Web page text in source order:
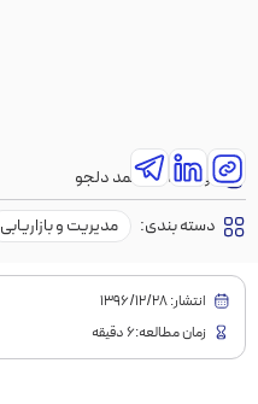
نویسنده:محمد دلجو
دسته بندی:
مدیریت و بازاریابی
انتشار:1396/12/28
زمان مطالعه:6 دقیقه